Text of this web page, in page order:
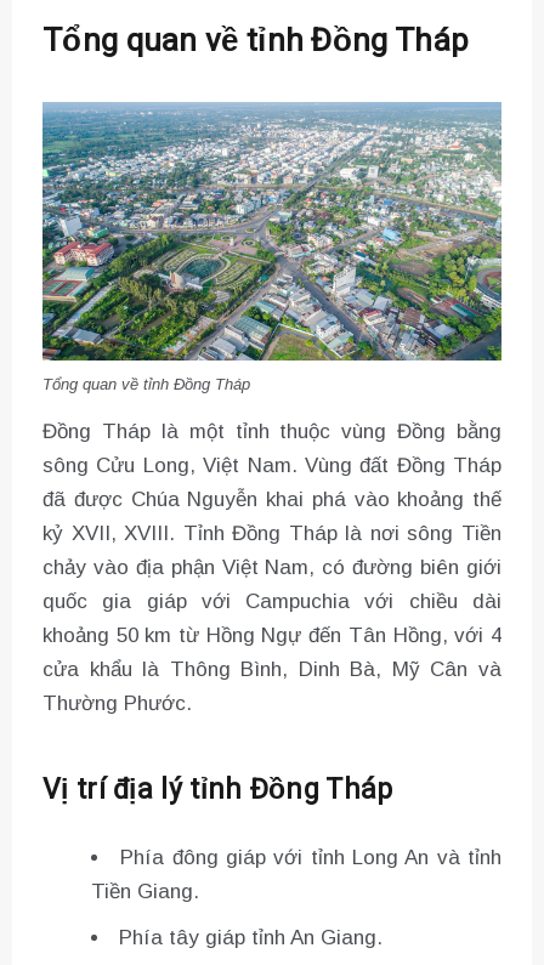
Tổng quan về tỉnh Đồng Tháp
Tổng quan về tỉnh Đồng Tháp
Đồng Tháp là một tỉnh thuộc vùng Đồng bằng
sông Cửu Long, Việt Nam. Vùng đất Đồng Tháp
đã được Chúa Nguyễn khai phá vào khoảng thế
kỷ XVII, XVIII. Tỉnh Đồng Tháp là nơi sông Tiền
chảy vào địa phận Việt Nam, có đường biên giới
quốc gia giáp với Campuchia với chiều dài
khoảng 50 km từ Hồng Ngự đến Tân Hồng, với 4
cửa khẩu là Thông Bình, Dinh Bà, Mỹ Cân và
Thường Phước.
Vị trí địa lý tỉnh Đồng Tháp
Phía đông giáp với tỉnh Long An và tỉnh
Tiền Giang.
Phía tây giáp tỉnh An Giang.